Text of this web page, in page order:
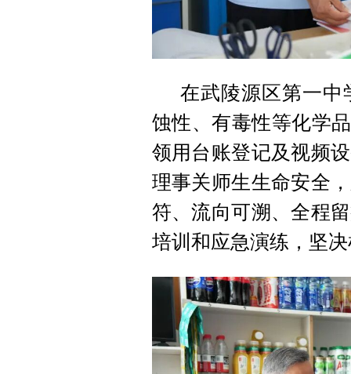
在武陵源区第一中
蚀性、有毒性等化学
领用台账登记及视频
理事关师生生命安全
符、流向可溯、全程
培训和应急演练，坚